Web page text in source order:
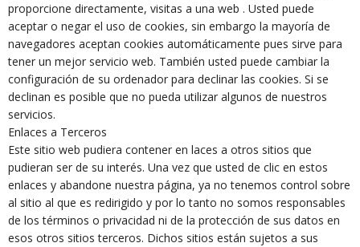
proporcione directamente, visitas a una web . Usted puede
aceptar o negar el uso de cookies, sin embargo la mayoría de
navegadores aceptan cookies automáticamente pues sirve para
tener un mejor servicio web. También usted puede cambiar la
configuración de su ordenador para declinar las cookies. Si se
declinan es posible que no pueda utilizar algunos de nuestros
servicios.
Enlaces a Terceros
Este sitio web pudiera contener en laces a otros sitios que
pudieran ser de su interés. Una vez que usted de clic en estos
enlaces y abandone nuestra página, ya no tenemos control sobre
al sitio al que es redirigido y por lo tanto no somos responsables
de los términos o privacidad ni de la protección de sus datos en
esos otros sitios terceros. Dichos sitios están sujetos a sus